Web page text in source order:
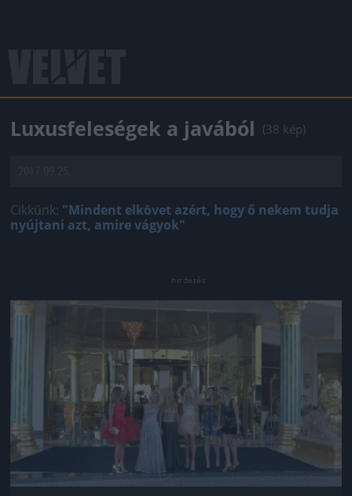
Luxusfeleségek a javából (38 kép)
Cikkünk: "Mindent elkövet azért, hogy ő nekem tudja
nyújtani azt, amire vágyok"
Jön még kép!